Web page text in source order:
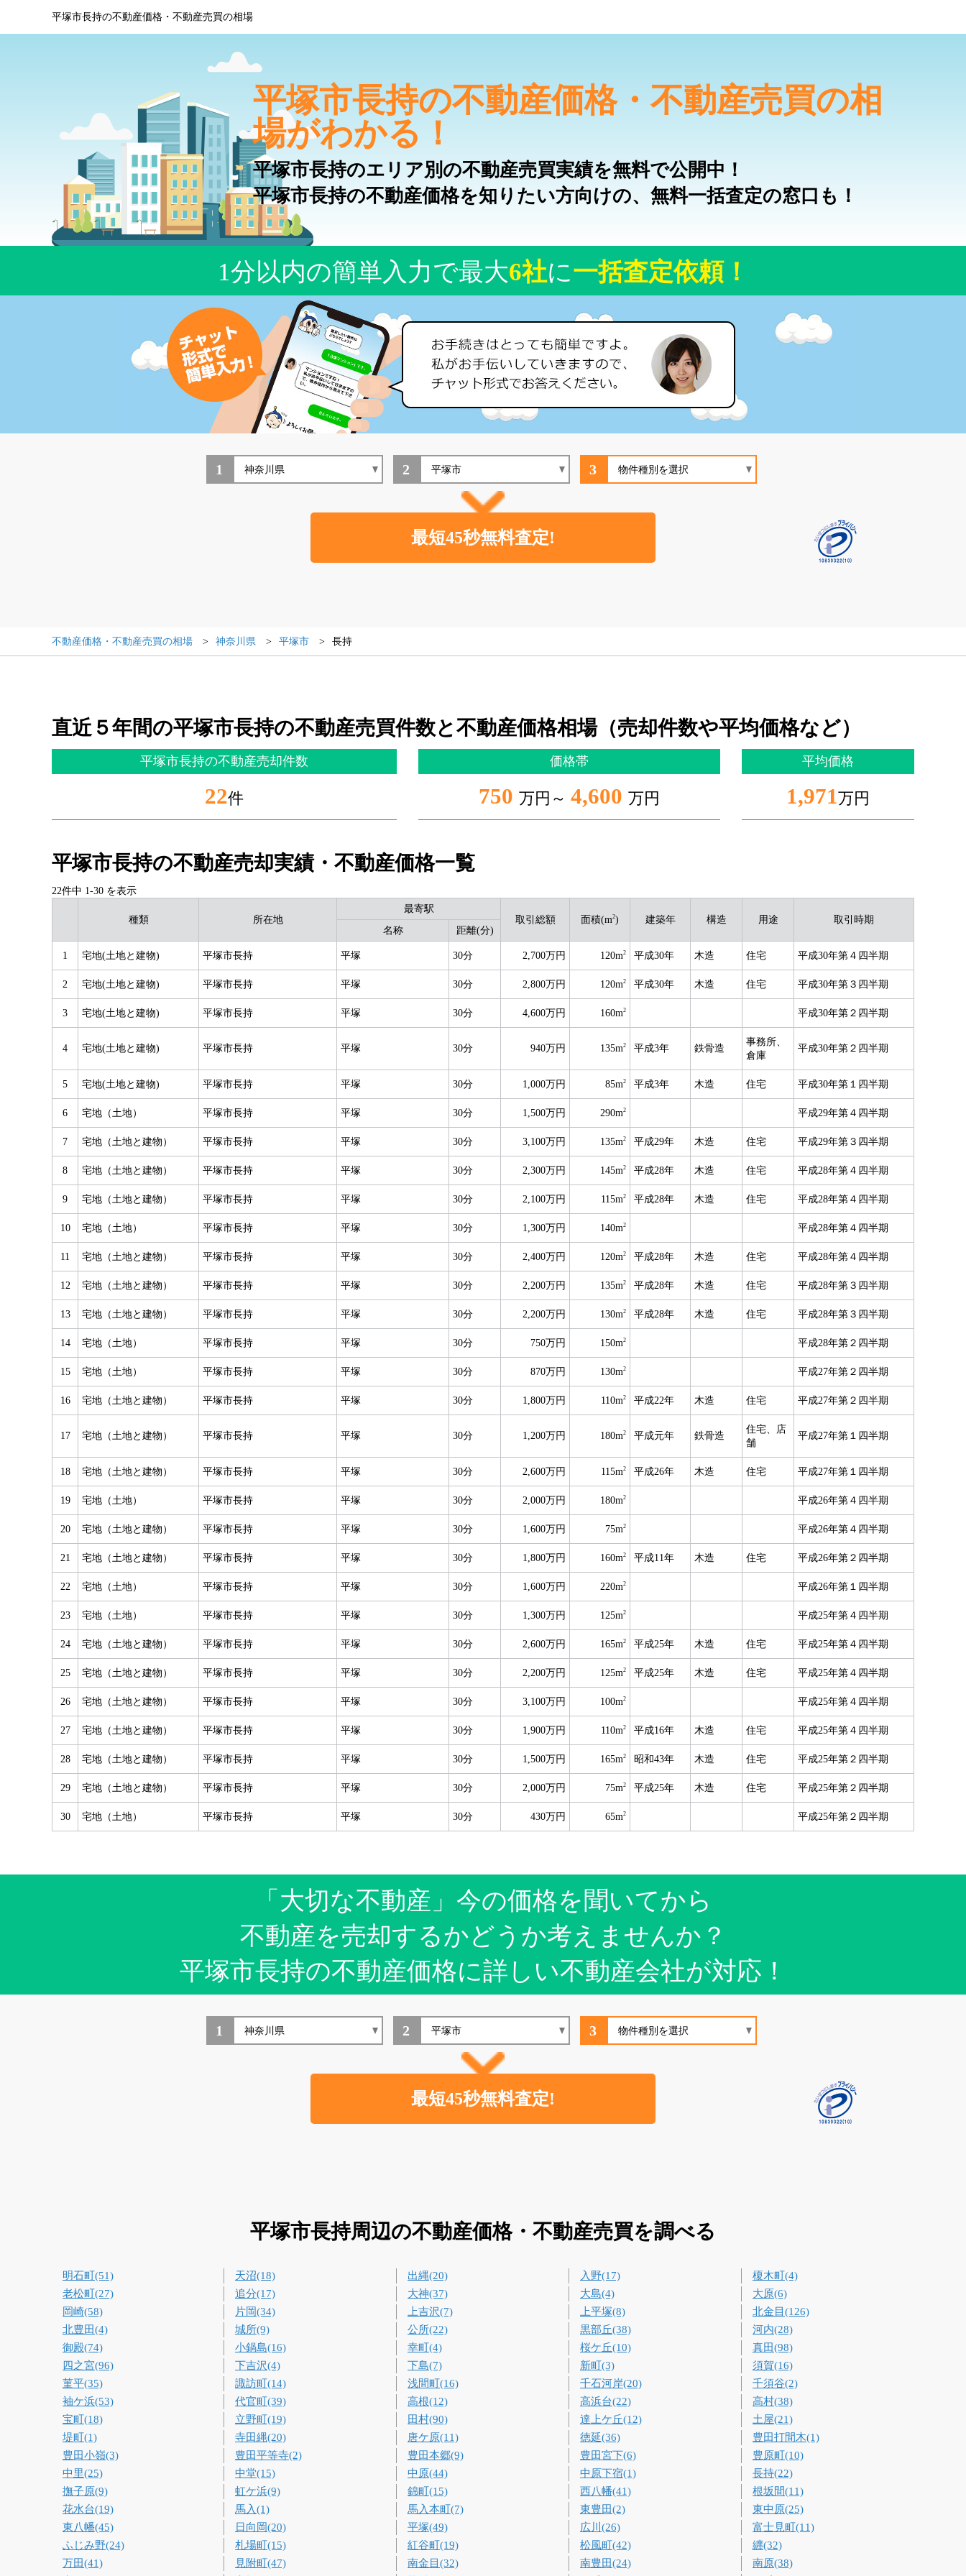
平塚市長持の不動産価格・不動産売買の相場
平塚市長持の不動産価格・不動産売買の相
場がわかる！
平塚市長持のエリア別の不動産売買実績を無料で公開中！
平塚市長持の不動産価格を知りたい方向けの、無料一括査定の窓口も！
1分以内の簡単入力で最大6社に一括査定依頼！
1 2 3
不動産価格・不動産売買の相場 神奈川県 平塚市 長持
直近５年間の平塚市長持の不動産売買件数と不動産価格相場（売却件数や平均価格など）
平塚市長持の不動産売却件数
22件
価格帯
750 万円～ 4,600 万円
平均価格
1,971万円
平塚市長持の不動産売却実績・不動産価格一覧
22件中 1-30 を表示
種類 所在地
最寄駅
取引総額
面積(m2) 建築年 構造 用途
取引時期
名称
距離(分)
1 宅地(土地と建物) 平塚市長持 平塚 30分 2,700万円 120m2 平成30年 木造 住宅 平成30年第４四半期
2 宅地(土地と建物) 平塚市長持 平塚 30分 2,800万円 120m2 平成30年 木造 住宅 平成30年第３四半期
3 宅地(土地と建物) 平塚市長持 平塚 30分 4,600万円 160m2 平成30年第２四半期
4 宅地(土地と建物) 平塚市長持 平塚 30分 940万円 135m2 平成3年 鉄骨造
事務所、
倉庫
平成30年第２四半期
5 宅地(土地と建物) 平塚市長持 平塚 30分 1,000万円 85m2 平成3年 木造 住宅 平成30年第１四半期
6 宅地（土地） 平塚市長持 平塚 30分 1,500万円 290m2 平成29年第４四半期
7 宅地（土地と建物） 平塚市長持 平塚 30分 3,100万円 135m2 平成29年 木造 住宅 平成29年第３四半期
8 宅地（土地と建物） 平塚市長持 平塚 30分 2,300万円 145m2 平成28年 木造 住宅 平成28年第４四半期
9 宅地（土地と建物） 平塚市長持 平塚 30分 2,100万円 115m2 平成28年 木造 住宅 平成28年第４四半期
10 宅地（土地） 平塚市長持 平塚 30分 1,300万円 140m2 平成28年第４四半期
11 宅地（土地と建物） 平塚市長持 平塚 30分 2,400万円 120m2 平成28年 木造 住宅 平成28年第４四半期
12 宅地（土地と建物） 平塚市長持 平塚 30分 2,200万円 135m2 平成28年 木造 住宅 平成28年第３四半期
13 宅地（土地と建物） 平塚市長持 平塚 30分 2,200万円 130m2 平成28年 木造 住宅 平成28年第３四半期
14 宅地（土地） 平塚市長持 平塚 30分 750万円 150m2 平成28年第２四半期
15 宅地（土地） 平塚市長持 平塚 30分 870万円 130m2 平成27年第２四半期
16 宅地（土地と建物） 平塚市長持 平塚 30分 1,800万円 110m2 平成22年 木造 住宅 平成27年第２四半期
17 宅地（土地と建物） 平塚市長持 平塚 30分 1,200万円 180m2 平成元年 鉄骨造
住宅、店
舗
平成27年第１四半期
18 宅地（土地と建物） 平塚市長持 平塚 30分 2,600万円 115m2 平成26年 木造 住宅 平成27年第１四半期
19 宅地（土地） 平塚市長持 平塚 30分 2,000万円 180m2 平成26年第４四半期
20 宅地（土地と建物） 平塚市長持 平塚 30分 1,600万円 75m2 平成26年第４四半期
21 宅地（土地と建物） 平塚市長持 平塚 30分 1,800万円 160m2 平成11年 木造 住宅 平成26年第２四半期
22 宅地（土地） 平塚市長持 平塚 30分 1,600万円 220m2 平成26年第１四半期
23 宅地（土地） 平塚市長持 平塚 30分 1,300万円 125m2 平成25年第４四半期
24 宅地（土地と建物） 平塚市長持 平塚 30分 2,600万円 165m2 平成25年 木造 住宅 平成25年第４四半期
25 宅地（土地と建物） 平塚市長持 平塚 30分 2,200万円 125m2 平成25年 木造 住宅 平成25年第４四半期
26 宅地（土地と建物） 平塚市長持 平塚 30分 3,100万円 100m2 平成25年第４四半期
27 宅地（土地と建物） 平塚市長持 平塚 30分 1,900万円 110m2 平成16年 木造 住宅 平成25年第４四半期
28 宅地（土地と建物） 平塚市長持 平塚 30分 1,500万円 165m2 昭和43年 木造 住宅 平成25年第２四半期
29 宅地（土地と建物） 平塚市長持 平塚 30分 2,000万円 75m2 平成25年 木造 住宅 平成25年第２四半期
30 宅地（土地） 平塚市長持 平塚 30分 430万円 65m2 平成25年第２四半期
「大切な不動産」今の価格を聞いてから
不動産を売却するかどうか考えませんか？
平塚市長持の不動産価格に詳しい不動産会社が対応！
1 2 3
平塚市長持周辺の不動産価格・不動産売買を調べる
明石町(51) 天沼(18) 出縄(20) 入野(17)
榎木町(4)
老松町(27)
追分(17) 大神(37) 大島(4)
大原(6)
岡崎(58)
片岡(34) 上吉沢(7) 上平塚(8)
北金目(126)
北豊田(4)
城所(9) 公所(22) 黒部丘(38)
河内(28)
御殿(74)
小鍋島(16) 幸町(4) 桜ケ丘(10)
真田(98)
四之宮(96)
下吉沢(4) 下島(7) 新町(3)
須賀(16)
菫平(35)
諏訪町(14) 浅間町(16) 千石河岸(20)
千須谷(2)
袖ケ浜(53)
代官町(39) 高根(12) 高浜台(22)
高村(38)
宝町(18)
立野町(19) 田村(90) 達上ケ丘(12)
土屋(21)
堤町(1)
寺田縄(20) 唐ケ原(11) 徳延(36)
豊田打間木(1)
豊田小嶺(3)
豊田平等寺(2) 豊田本郷(9) 豊田宮下(6)
豊原町(10)
中里(25)
中堂(15) 中原(44) 中原下宿(1)
長持(22)
撫子原(9)
虹ケ浜(9) 錦町(15) 西八幡(41)
根坂間(11)
花水台(19)
馬入(1) 馬入本町(7) 東豊田(2)
東中原(25)
東八幡(45)
日向岡(20) 平塚(49) 広川(26)
富士見町(11)
ふじみ野(24)
札場町(15) 紅谷町(19) 松風町(42)
纒(32)
万田(41)
見附町(47) 南金目(32) 南豊田(24)
南原(38)